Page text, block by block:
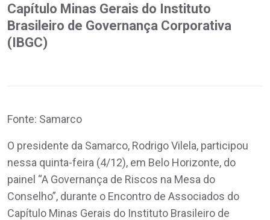
Capítulo Minas Gerais do Instituto
Brasileiro de Governança Corporativa
(IBGC)
Fonte: Samarco
O presidente da Samarco, Rodrigo Vilela, participou
nessa quinta-feira (4/12), em Belo Horizonte, do
painel “A Governança de Riscos na Mesa do
Conselho”, durante o Encontro de Associados do
Capítulo Minas Gerais do Instituto Brasileiro de